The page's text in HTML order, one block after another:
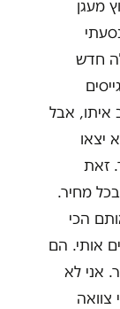
מעגן
חדש
איתו, אבל
יצאו
זאת
מחיר.
הכי
אותי. הם
אני לא